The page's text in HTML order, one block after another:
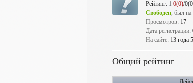
Рейтинг: 1 0(0)/
Свободен, был на
Просмотров: 17
Дата регистрации:
На сайте: 13 года
Общий рейтинг